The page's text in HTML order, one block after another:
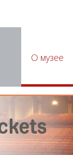
О музее